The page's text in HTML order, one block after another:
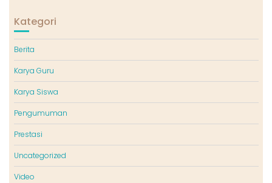
Kategori
Berita
Karya Guru
Karya Siswa
Pengumuman
Prestasi
Uncategorized
Video